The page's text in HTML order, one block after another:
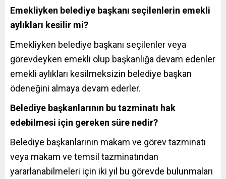
Emekliyken belediye başkanı seçilenlerin emekli
aylıkları kesilir mi?
Emekliyken belediye başkanı seçilenler veya
görevdeyken emekli olup başkanlığa devam edenler
emekli aylıkları kesilmeksizin belediye başkan
ödeneğini almaya devam ederler.
Belediye başkanlarının bu tazminatı hak
edebilmesi için gereken süre nedir?
Belediye başkanlarının makam ve görev tazminatı
veya makam ve temsil tazminatından
yararlanabilmeleri için iki yıl bu görevde bulunmaları